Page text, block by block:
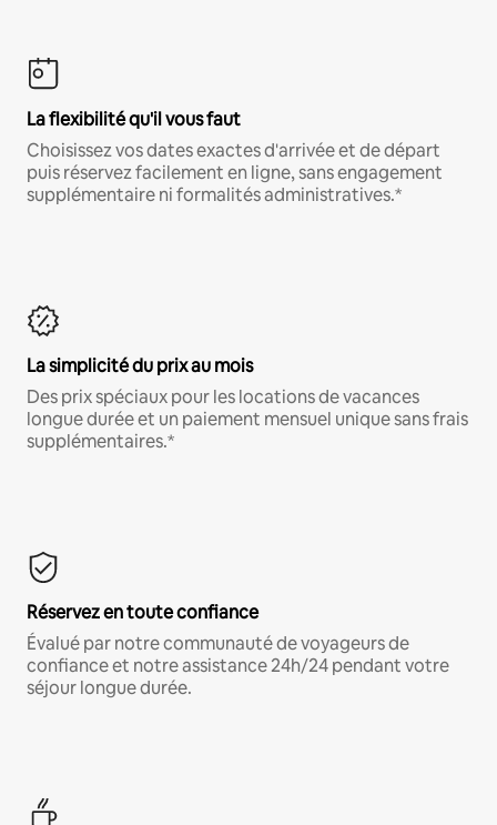
La flexibilité qu'il vous faut
Choisissez vos dates exactes d'arrivée et de départ
puis réservez facilement en ligne, sans engagement
supplémentaire ni formalités administratives.*
La simplicité du prix au mois
Des prix spéciaux pour les locations de vacances
longue durée et un paiement mensuel unique sans frais
supplémentaires.*
Réservez en toute confiance
Évalué par notre communauté de voyageurs de
confiance et notre assistance 24h/24 pendant votre
séjour longue durée.